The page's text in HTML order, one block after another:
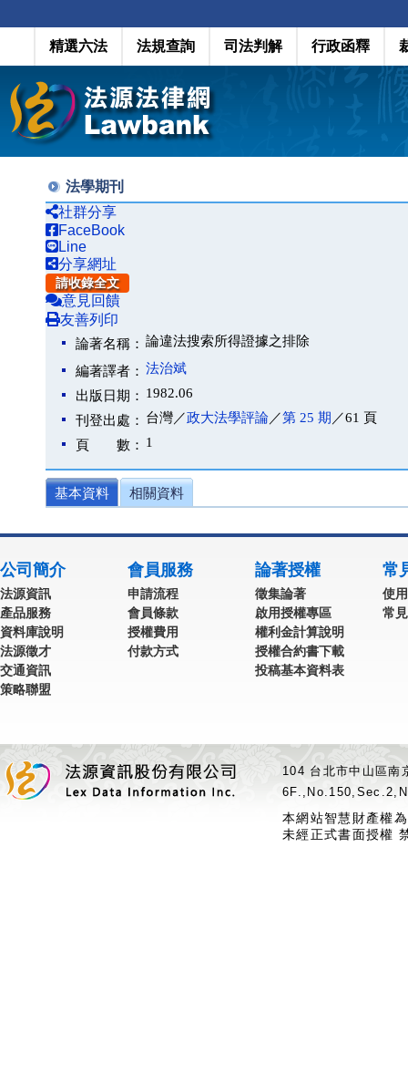
精選六法 法規查詢 司法判解 行政函釋
法學期刊
社群分享
FaceBook
Line
分享網址
請收錄全文
意見回饋
友善列印
論著名稱： 論違法搜索所得證據之排除
編著譯者： 法治斌
出版日期： 1982.06
刊登出處： 台灣／政大法學評論／第 25 期 ／61 頁
頁 數： 1
基本資料 相關資料
公司簡介
法源資訊
產品服務
資料庫說明
法源徵才
交通資訊
策略聯盟
會員服務
申請流程
會員條款
授權費用
付款方式
論著授權
徵集論著
啟用授權專區
權利金計算說明
授權合約書下載
投稿基本資料表
常
使
常
104 台北市中山區
本網站智慧財產權
未經正式書面授權